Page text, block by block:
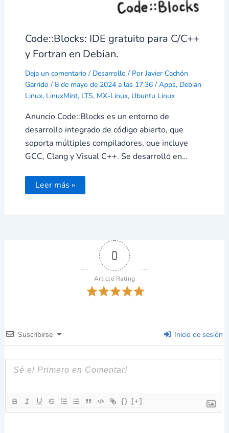
Code::Blocks: IDE gratuito para C/C++
y Fortran en Debian.
Deja un comentario / Desarrollo/ Por Javier Cachón
Garrido / 8 de mayo de 2024 a las 17:36 / Apps, Debian
Linux, LinuxMint, LTS, MX-Linux, Ubuntu Linux
Anuncio Code::Blocks es un entorno de
desarrollo integrado de código abierto, que
soporta múltiples compiladores, que incluye
GCC, Clang y Visual C++. Se desarrolló en…
Leer más »
0
Article Rating
Suscribirse Inicio de sesión
{} [+]